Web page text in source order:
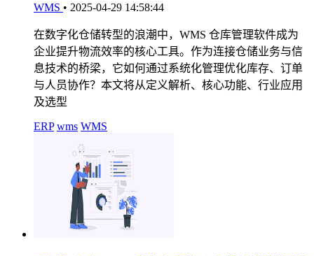
WMS • 2025-04-29 14:58:44
在数字化仓储转型的浪潮中，WMS 仓库管理软件成为
企业提升物流效率的核心工具。作为连接仓储业务与信
息技术的桥梁，它如何通过系统化管理优化库存、订单
与人员协作？本文将从定义解析、核心功能、行业应用
及选型
ERP wms WMS